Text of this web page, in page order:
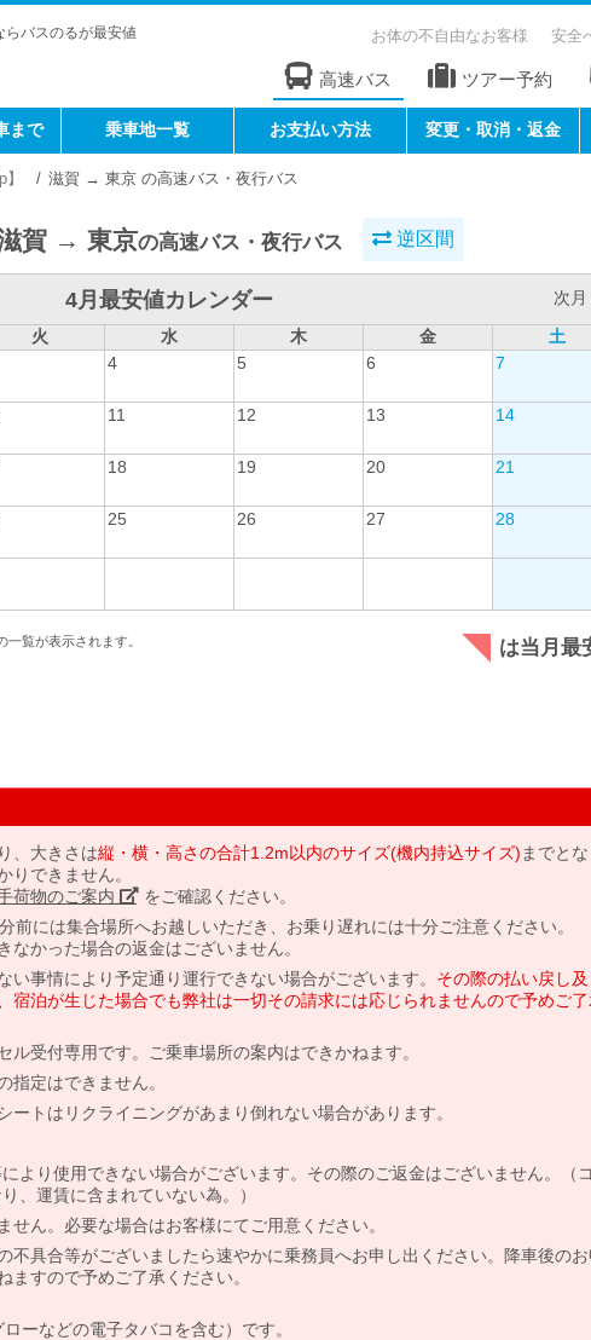
らバスのるが最安値 お体の不自由なお客様 安全
高速バス ツアー予約
まで 乗車地一覧 お支払い方法 変更・取消・返金
滋賀 → 東京 の高速バス・夜行バス
賀 → 東京の高速バス・夜行バス 逆区間
4月最安値カレンダー
次月
火 水 木 金
土
4 5 6 7
11 12 13 14
18 19 20 21
25 26 27 28
覧が表示されます。 は当月最
、大きさは縦・横・高さの合計1.2m以内のサイズ(機内持込サイズ) までと
りできません。
手荷物のご案内」 をご確認ください。
前には集合場所へお越しいただき、お乗り遅れには十分ご注意ください。
かった場合の返金はございません。
い事情により予定通り運行できない場合がございます。 その際の払い戻し及
宿泊が生じた場合でも弊社は一切その請求には応じられませんので予めご
ル受付専用です。ご乗車場所の案内はできかねます。
指定はできません。
ートはリクライニングがあまり倒れない場合があります。
より使用できない場合がございます。その際のご返金はございません。（
、運賃に含まれていない為。）
ん。必要な場合はお客様にてご用意ください。
不具合等がございましたら速やかに乗務員へお申し出ください。降車後の
ますので予めご了承ください。
ーなどの電子タバコを含む）です。